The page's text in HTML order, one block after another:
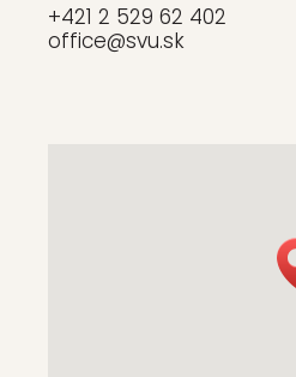
+421 2 529 62 402
office@svu.sk